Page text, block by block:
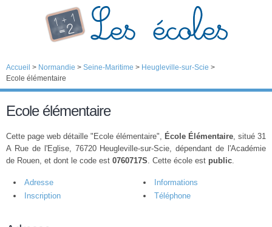
Accueil > Normandie > Seine-Maritime > Heugleville-sur-Scie >
Ecole élémentaire
Ecole élémentaire
Cette page web détaille "Ecole élémentaire", École Élémentaire, situé 31
A Rue de l'Eglise, 76720 Heugleville-sur-Scie, dépendant de l'Académie
de Rouen, et dont le code est 0760717S. Cette école est public.
Adresse
Informations
Inscription
Téléphone